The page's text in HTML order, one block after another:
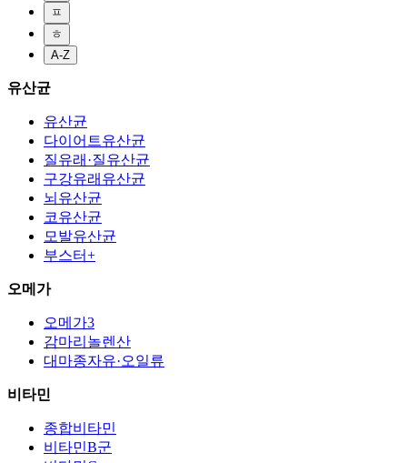
ㅍ
ㅎ
A-Z
유산균
유산균
다이어트유산균
질유래·질유산균
구강유래유산균
뇌유산균
코유산균
모발유산균
부스터+
오메가
오메가3
감마리놀렌산
대마종자유·오일류
비타민
종합비타민
비타민B군